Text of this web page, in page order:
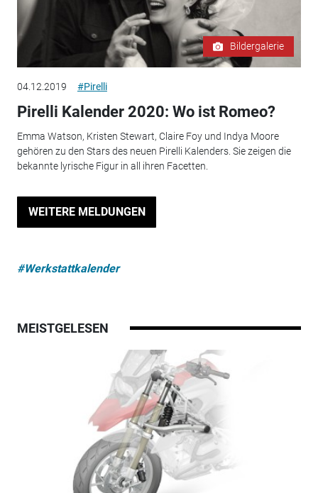
Bildergalerie
04.12.2019 #Pirelli
Pirelli Kalender 2020: Wo ist Romeo?
Emma Watson, Kristen Stewart, Claire Foy und Indya Moore
gehören zu den Stars des neuen Pirelli Kalenders. Sie zeigen die
bekannte lyrische Figur in all ihren Facetten.
WEITERE MELDUNGEN
#Werkstattkalender
MEISTGELESEN